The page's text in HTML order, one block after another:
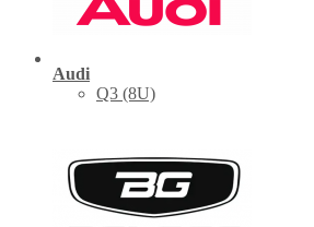
Audi
Q3 (8U)